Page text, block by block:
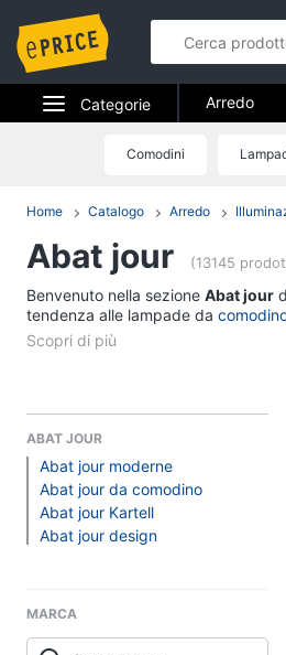
Categorie
Elettrodomestici
Telefonia
Tv e Home Cinema
Smart home
Audio e musica
Clima
Arredo
Salute e igiene
Arredo
Comodini
Home Catalogo Arredo
Abat jour (13145
Benvenuto nella sezione Abat jour
tendenza alle lampade da
ABAT JOUR
Abat jour moderne
Abat jour da comodino
Abat jour Kartell
Abat jour design
MARCA